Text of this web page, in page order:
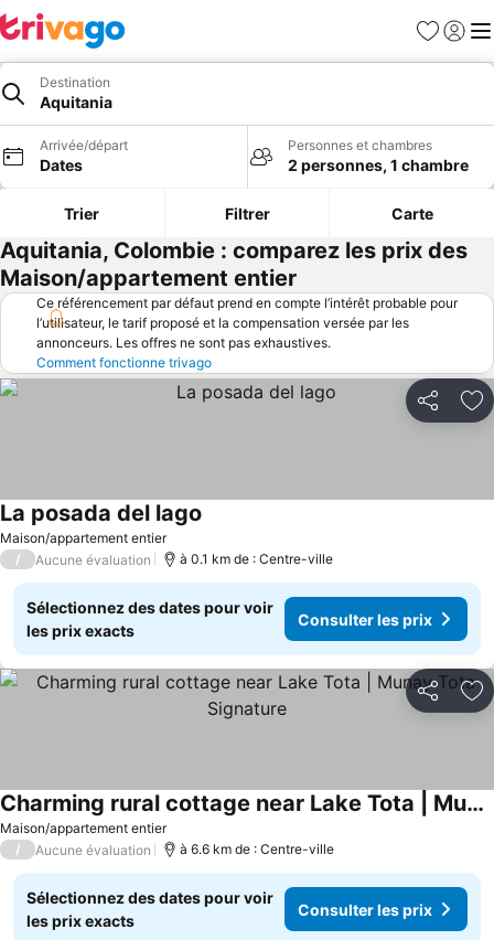
Favoris
Se
Destination
Aquitania
Arrivée/départ
Dates
Personnes et chambres
2 personnes, 1 chambre
Trier Filtrer Carte
Aquitania, Colombie : comparez les prix des
Maison/appartement entier
Ce référencement par défaut prend en compte l’intérêt probable pour
l’utilisateur, le tarif proposé et la compensation versée par les
annonceurs. Les offres ne sont pas exhaustives.
Comment fonctionne trivago
Partager
Maison/appartement entier
La posada del lago
/ Aucune évaluation à 0.1 km de : Centre-ville
Sélectionnez des dates pour voir
les prix exacts
Consulter les prix
Partager
Maison/appartement entier
Charming rural cottage near Lake Tota | Munay Tota Signature
/ Aucune évaluation à 6.6 km de : Centre-ville
Sélectionnez des dates pour voir
les prix exacts
Consulter les prix